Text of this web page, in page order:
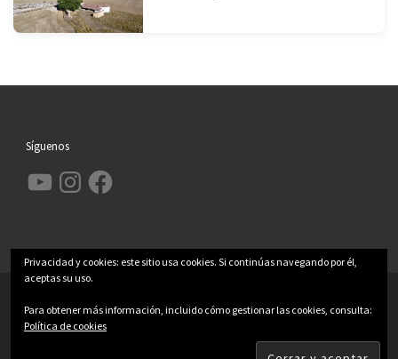
Síguenos
YouTube InstagramFacebook
Funciona con
Privacidad y cookies: este sitio usa cookies. Si continúas navegando por él,
aceptas su uso.
Para obtener más información, incluido cómo gestionar las cookies, consulta:
Política de cookies